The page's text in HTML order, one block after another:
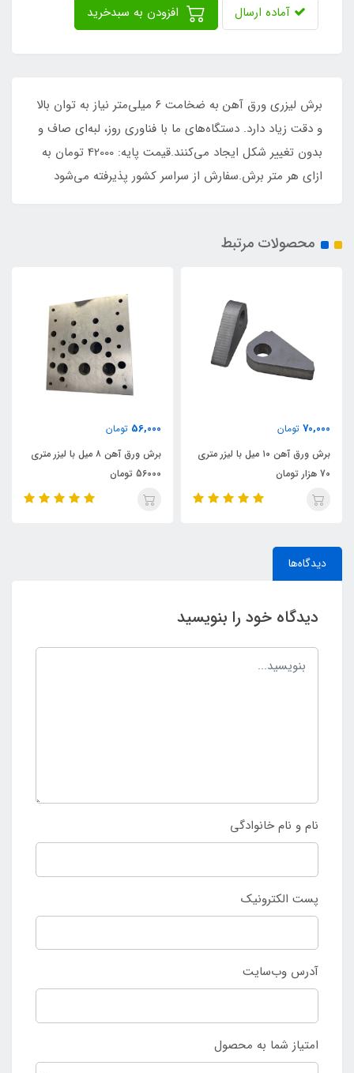
آماده ارسال
برش لیزری ورق آهن به ضخامت ۶ میلی‌متر نیاز به توان بالا
و دقت زیاد دارد. دستگاه‌های ما با فناوری روز، لبه‌ای صاف و
بدون تغییر شکل ایجاد می‌کنند.قیمت پایه: 42000 تومان به
ازای هر متر برش.سفارش از سراسر کشور پذیرفته می‌شود
محصولات مرتبط
70,000 تومان
برش ورق آهن ۱۰ میل با لیزر متری
70 هزار تومان
56,000 تومان
برش ورق آهن ۸ میل با لیزر متری
56000 تومان
دیدگاه‌ها
دیدگاه خود را بنویسید
نام و نام خانوادگی
پست الکترونیک
آدرس وب‌سایت
امتیاز شما به محصول